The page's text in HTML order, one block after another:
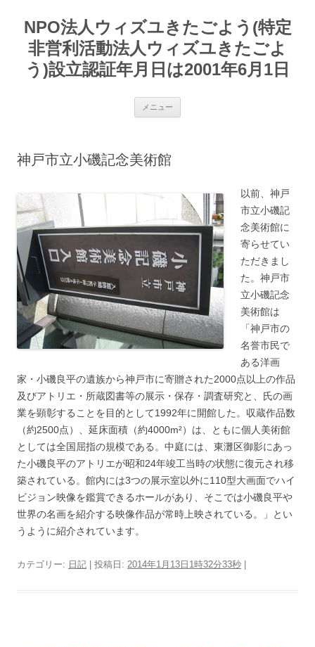
テ
ンNPO法人ウィズユきたごよう(特定
非営利活動法人ウィズユきたごよ
う)設立認証年月日は2001年6月1日
メニュー
神戸市立小磯記念美術館
以前、神戸
市立小磯記
念美術館に
寄らせてい
ただきまし
た。神戸市
立小磯記念
美術館は
「神戸市の
名誉市民で
ある洋画
家・小磯良平の遺族から神戸市に寄贈された2000点以上の作品
及びアトリエ・所蔵図書等の展示・保存・調査研究と、氏の画
業を顕彰することを目的として1992年に開館した。収蔵作品数
（約2500点）、延床面積（約4000m²）は、ともに個人美術館
としては全国屈指の規模である。中庭には、東灘区御影にあっ
た小磯良平のアトリエが昭和24年竣工当時の状態に復元され移
築されている。館内には3つの展示室以外に110型大画面でハイ
ビジョン映像を鑑賞できるホールがあり、そこでは小磯良平や
世界の名画を紹介する映像作品が常時上映されている。」とい
うように紹介されています。
カテゴリー: 日記 | 投稿日: 2014年1月13日1時32分33秒